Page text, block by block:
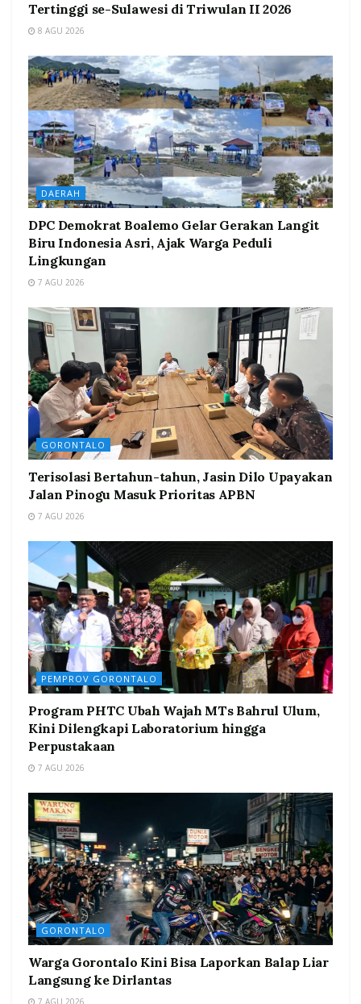
Tertinggi se-Sulawesi di Triwulan II 2026
8 AGU 2026
DAERAH
DPC Demokrat Boalemo Gelar Gerakan Langit
Biru Indonesia Asri, Ajak Warga Peduli
Lingkungan
7 AGU 2026
GORONTALO
Terisolasi Bertahun-tahun, Jasin Dilo Upayakan
Jalan Pinogu Masuk Prioritas APBN
7 AGU 2026
PEMPROV GORONTALO
Program PHTC Ubah Wajah MTs Bahrul Ulum,
Kini Dilengkapi Laboratorium hingga
Perpustakaan
7 AGU 2026
GORONTALO
Warga Gorontalo Kini Bisa Laporkan Balap Liar
Langsung ke Dirlantas
7 AGU 2026